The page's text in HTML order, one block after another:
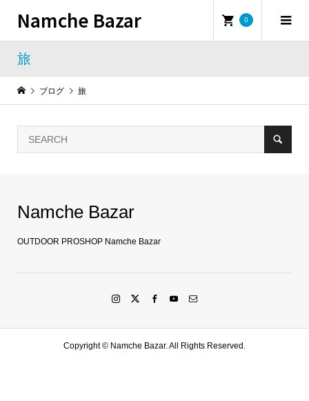
Namche Bazar 0
旅
ブログ 旅
Namche Bazar
OUTDOOR PROSHOP Namche Bazar
Copyright © Namche Bazar. All Rights Reserved.